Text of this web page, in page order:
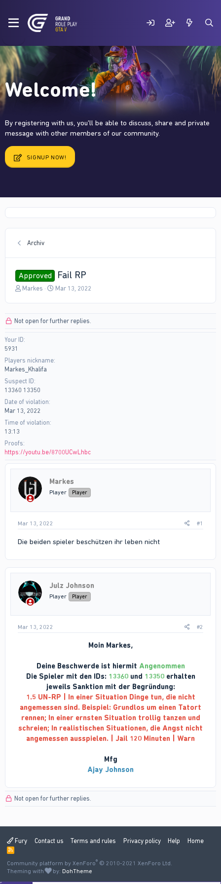
Welcome!
By registering with us, you'll be able to discuss, share and private
message with other members of our community.
SIGNUP NOW!
Archiv
Approved Fail RP
T
a
s
a
r
e
Markes
S
t
Mar 13, 2022
Not open for further replies.
Your ID
5931
Players nickname
Markes_Khalifa
Suspect ID
13360 13350
Date of violation
Mar 13, 2022
Time of violation
13:13
Proofs
https://youtu.be/8700UCwLhbc
Markes
Player Player
Mar 13, 2022 #1
Die beiden spieler beschützen ihr leben nicht
Julz Johnson
Player Player
Mar 13, 2022 #2
Moin Markes,
Deine Beschwerde ist hiermit Angenommen
Die Spieler mit den IDs: 13360 und 13350 erhalten
jeweils Sanktion mit der Begründung:
1.5 UN-RP | In einer Situation Dinge tun, die nicht
angemessen sind. Beispiel: Grundlos um einen Tatort
rennen; In einer ernsten Situation trollig tanzen und
schreien; In realistischen Situationen, die Angst nicht
angemessen ausspielen. | Jail 120 Minuten | Warn
Mfg
Ajay Johnson
Not open for further replies.
Fury Contact us Terms and rules Privacy policy Help Home
R
S
Community platform by XenForo® © 2010-2021 XenForo Ltd.
Theming with
by: DohTheme